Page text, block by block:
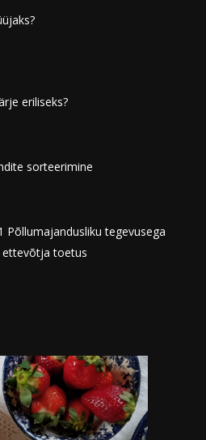
eriliseks?
sorteerimine
Põllumajandusliku tegevusega
toetus